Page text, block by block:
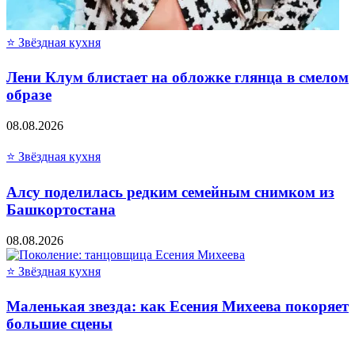
⭐ Звёздная кухня
Лени Клум блистает на обложке глянца в смелом
образе
08.08.2026
⭐ Звёздная кухня
Алсу поделилась редким семейным снимком из
Башкортостана
08.08.2026
⭐ Звёздная кухня
Маленькая звезда: как Есения Михеева покоряет
большие сцены